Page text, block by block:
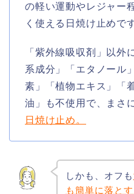
の軽い運動やレジャー
く使える日焼け止めで
「紫外線吸収剤」以外
系成分」「エタノール
素」「植物エキス」「
油」も不使用で、まさ
日焼け止め。
しかも、オフも
も簡単に落と